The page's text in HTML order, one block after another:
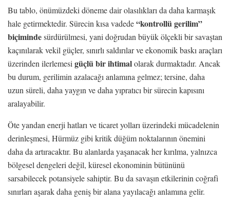
Bu tablo, önümüzdeki döneme dair olasılıkları da daha karmaşık
hale getirmektedir. Sürecin kısa vadede“kontrollü gerilim”
biçimindesürdürülmesi, yani doğrudan büyük ölçekli bir savaştan
kaçınılarak vekil güçler, sınırlı saldırılar ve ekonomik baskı araçları
üzerinden ilerlemesi güçlü bir ihtimalolarak durmaktadır. Ancak
bu durum, gerilimin azalacağı anlamına gelmez; tersine, daha
uzun süreli, daha yaygın ve daha yıpratıcı bir sürecin kapısını
aralayabilir.
Öte yandan enerji hatları ve ticaret yolları üzerindeki mücadelenin
derinleşmesi, Hürmüz gibi kritik düğüm noktalarının önemini
daha da artıracaktır. Bu alanlarda yaşanacak her kırılma, yalnızca
bölgesel dengeleri değil, küresel ekonominin bütününü
sarsabilecek potansiyele sahiptir. Bu da savaşın etkilerinin coğrafi
sınırları aşarak daha geniş bir alana yayılacağı anlamına gelir.